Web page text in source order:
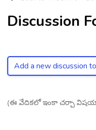
Discussion
Add a new discussion
(ఈ వేదికలో ఇంకా చర్చా